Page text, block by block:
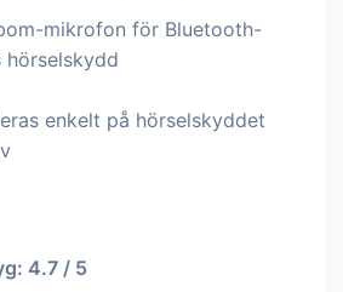
mikrofon för Bluetooth-
hörselskydd
enkelt på hörselskyddet
4.7 / 5